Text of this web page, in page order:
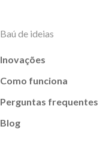
Baú de ideias
Inovações
Como funciona
Perguntas frequentes
Blog